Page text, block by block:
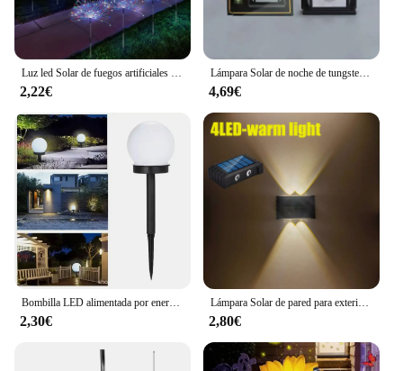
Luz led Solar de fuegos artificiales para exteriores, impermeable, 8 modos de iluminación, guirnalda de luces de Navidad, decoración de jardín, 90-200LED
2,22€
Lámpara Solar de noche de tungsteno, lámpara de pared con Sensor de movimiento inteligente, 3 modos de iluminación, impermeable, decoración de patio y jardín
4,69€
Bombilla LED alimentada por energía Solar, luz de energía impermeable para jardín al aire libre, calle, Panel Solar, luces de bola, lámpara de patio de césped, 1, 3, 6, 9 piezas
2,30€
Lámpara Solar de pared para exteriores, luz de decoración de calle de patio, impermeable, iluminación luminosa de arriba y abajo, lámpara de paisaje de jardín, 4, 6, 8, 10LED
2,80€